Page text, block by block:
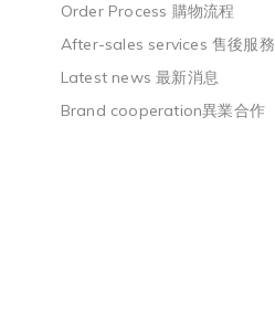
Order Process 購物流程
After-sales services 售後服務
Latest news 最新消息
Brand cooperation異業合作